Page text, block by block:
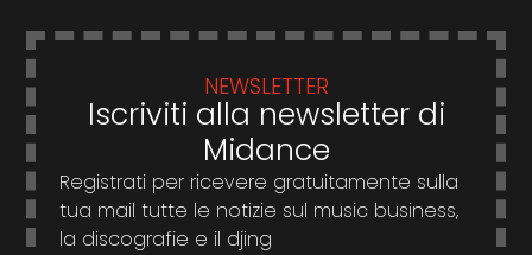
NEWSLETTER
Iscriviti alla newsletter di
Midance
Registrati per ricevere gratuitamente sulla
tua mail tutte le notizie sul music business,
la discografie e il djing